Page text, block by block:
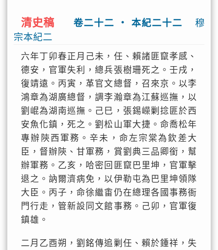
清史稿 卷二十二 ‧ 本紀二十二
穆
宗本紀二
六年丁卯春正月己未，任、賴諸匪竄孝感、
德安，官軍失利，總兵張樹珊死之。壬戌，
復靖遠。丙寅，革官文總督，召來京。以李
鴻章為湖廣總督，調李瀚章為江蘇巡撫，以
劉崐為湖南巡撫。己巳，張錫嶸剿捻匪於西
安魚化鎮，死之。劉松山軍大捷。命喬松年
專辦陝西軍務。辛未，命左宗棠為欽差大
臣，督辦陝、甘軍務，賞劉典三品卿銜，幫
辦軍務。乙亥，哈密回匪竄巴里坤，官軍擊
退之。訥爾濟病免，以伊勒屯為巴里坤領隊
大臣。丙子，命徐繼畬仍在總理各國事務衙
門行走，管新設同文館事務。己卯，官軍復
鎮雄。
二月乙酉朔，劉銘傳追剿任、賴於鍾祥，失